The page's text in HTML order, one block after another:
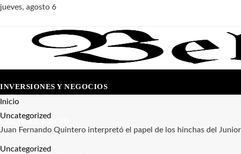
jueves, agosto 6
INVERSIONES Y NEGOCIOS
CULTURA Y OCIO
Inicio
Uncategorized
Juan Fernando Quintero interpretó el papel de los hinchas del
Uncategorized